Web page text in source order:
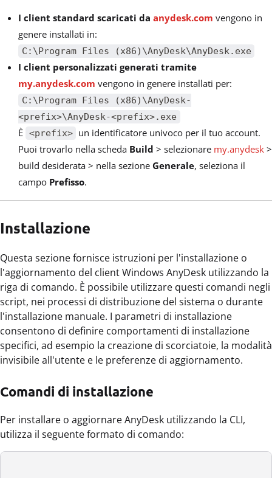
I client standard scaricati da anydesk.com vengono in
genere installati in:
C:\Program Files (x86)\AnyDesk\AnyDesk.exe
I client personalizzati generati tramite
my.anydesk.com vengono in genere installati per:
C:\Program Files (x86)\AnyDesk-
<prefix>\AnyDesk-<prefix>.exe
È <prefix> un identificatore univoco per il tuo account.
Puoi trovarlo nella scheda Build > selezionare my.anydesk >
build desiderata > nella sezione Generale, seleziona il
campo Prefisso.
Installazione
Questa sezione fornisce istruzioni per l'installazione o
l'aggiornamento del client Windows AnyDesk utilizzando la
riga di comando. È possibile utilizzare questi comandi negli
script, nei processi di distribuzione del sistema o durante
l'installazione manuale. I parametri di installazione
consentono di definire comportamenti di installazione
specifici, ad esempio la creazione di scorciatoie, la modalità
invisibile all'utente e le preferenze di aggiornamento.
Comandi di installazione
Per installare o aggiornare AnyDesk utilizzando la CLI,
utilizza il seguente formato di comando: